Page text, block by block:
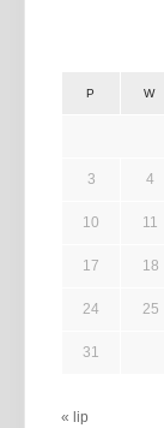
P W
3 4
10 11
17 18
24 25
31
« lip